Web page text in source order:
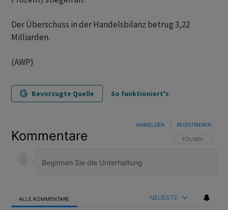
Der Überschuss in der Handelsbilanz betrug 3,22
Milliarden.
(AWP)
Bevorzugte Quelle So funktioniert's
Kommentare FOLGE DIESER
FOLGEN
ANMELDEN REGISTRIEREN
ALLE KOMMENTARE NEUESTE